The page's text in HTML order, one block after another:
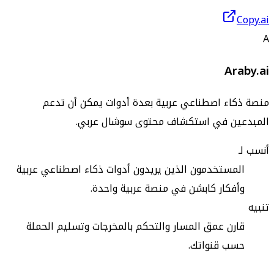
Copy.ai
A
Araby.ai
منصة ذكاء اصطناعي عربية بعدة أدوات يمكن أن تدعم
المبدعين في استكشاف محتوى سوشال عربي.
أنسب لـ
المستخدمون الذين يريدون أدوات ذكاء اصطناعي عربية
وأفكار كابشن في منصة عربية واحدة.
تنبيه
قارن عمق المسار والتحكم بالمخرجات وتسليم الحملة
حسب قنواتك.